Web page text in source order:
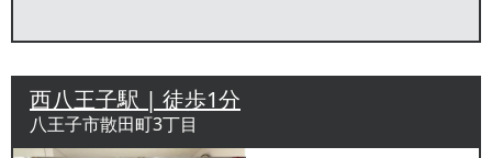
西八王子駅 | 徒歩1分
八王子市散田町3丁目